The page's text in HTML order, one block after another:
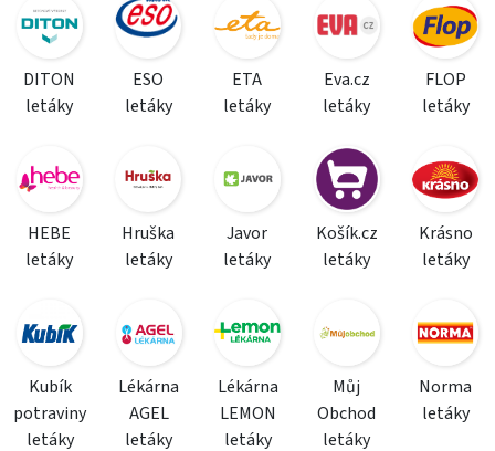
DITON
letáky
ESO
letáky
ETA
letáky
Eva.cz
letáky
FLOP
letáky
HEBE
letáky
Hruška
letáky
Javor
letáky
Košík.cz
letáky
Krásno
letáky
Kubík
potraviny
letáky
Lékárna
AGEL
letáky
Lékárna
LEMON
letáky
Můj
Obchod
letáky
Norma
letáky